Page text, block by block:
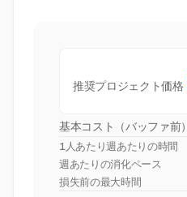
推奨プロジェクト価格
基本コスト（バッファ前）
1人あたり週あたりの時間
週あたりの消化ペース
損失前の最大時間